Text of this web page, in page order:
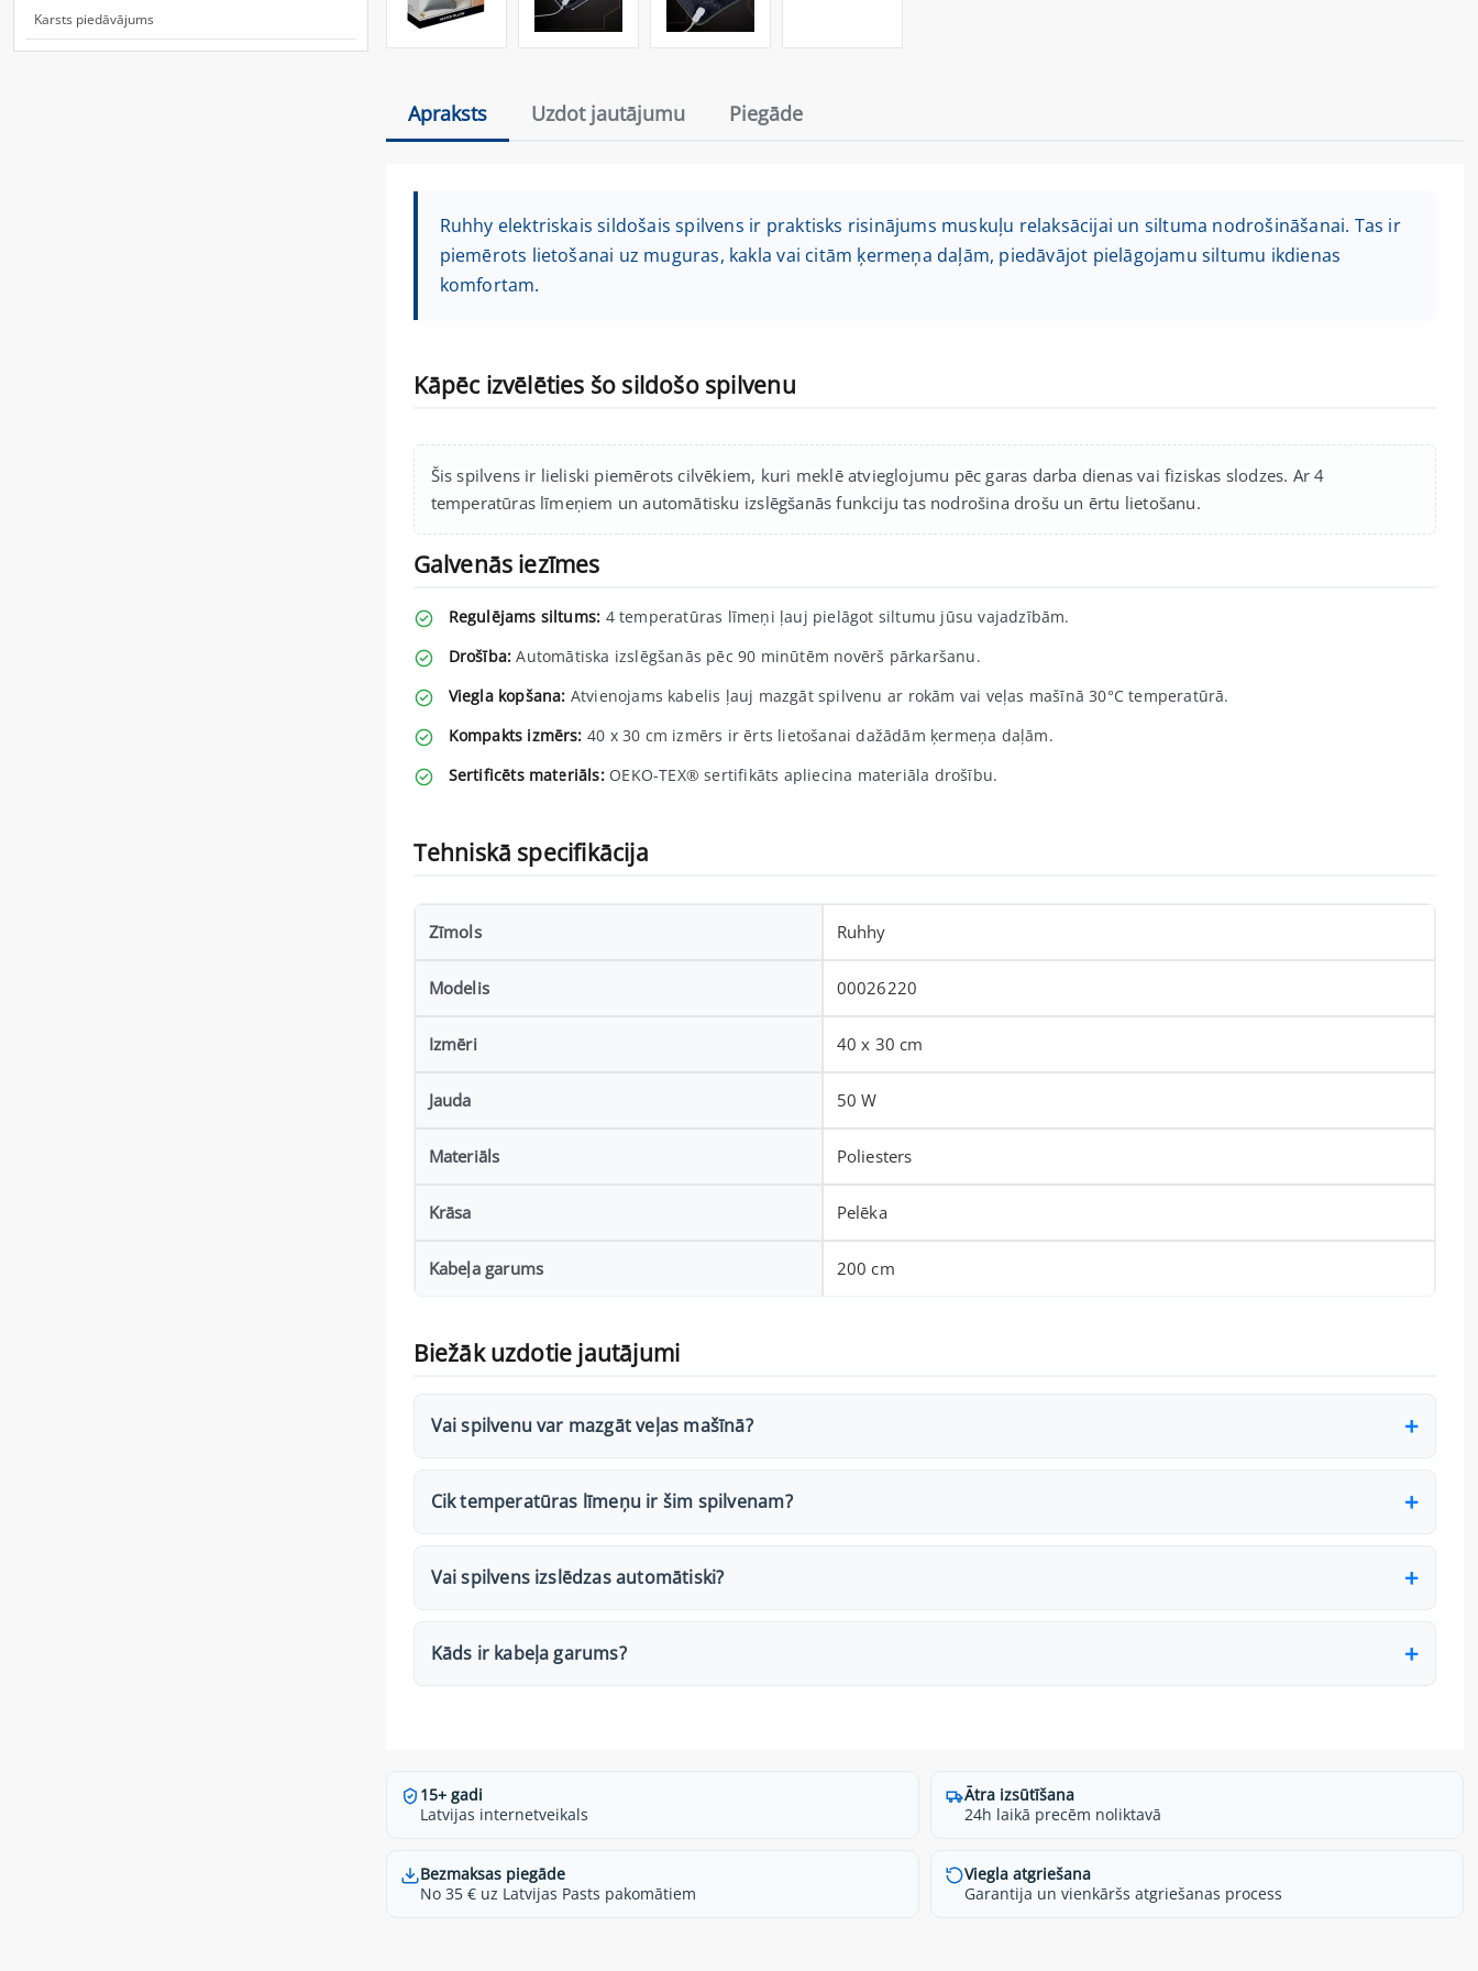
Karsts piedāvājums
Apraksts Uzdot jautājumu Piegāde
Ruhhy elektriskais sildošais spilvens ir praktisks risinājums muskuļu relaksācijai un siltuma nodrošināšanai. Tas ir
piemērots lietošanai uz muguras, kakla vai citām ķermeņa daļām, piedāvājot pielāgojamu siltumu ikdienas
komfortam.
Kāpēc izvēlēties šo sildošo spilvenu
Šis spilvens ir lieliski piemērots cilvēkiem, kuri meklē atvieglojumu pēc garas darba dienas vai fiziskas slodzes. Ar 4
temperatūras līmeņiem un automātisku izslēgšanās funkciju tas nodrošina drošu un ērtu lietošanu.
Galvenās iezīmes
Regulējams siltums: 4 temperatūras līmeņi ļauj pielāgot siltumu jūsu vajadzībām.
Drošība: Automātiska izslēgšanās pēc 90 minūtēm novērš pārkaršanu.
Viegla kopšana: Atvienojams kabelis ļauj mazgāt spilvenu ar rokām vai veļas mašīnā 30°C temperatūrā.
Kompakts izmērs: 40 x 30 cm izmērs ir ērts lietošanai dažādām ķermeņa daļām.
Sertificēts materiāls:OEKO-TEX® sertifikāts apliecina materiāla drošību.
Tehniskā specifikācija
Zīmols Ruhhy
Modelis 00026220
Izmēri 40 x 30 cm
Jauda 50 W
Materiāls Poliesters
Krāsa Pelēka
Kabeļa garums 200 cm
Biežāk uzdotie jautājumi
Vai spilvenu var mazgāt veļas mašīnā?
Cik temperatūras līmeņu ir šim spilvenam?
Vai spilvens izslēdzas automātiski?
Kāds ir kabeļa garums?
15+ gadi
Latvijas internetveikals
Ātra izsūtīšana
24h laikā precēm noliktavā
Bezmaksas piegāde
No 35 € uz Latvijas Pasts pakomātiem
Viegla atgriešana
Garantija un vienkāršs atgriešanas process